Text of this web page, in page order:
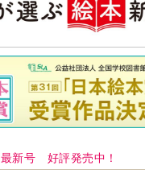
最新号 好評発売中！